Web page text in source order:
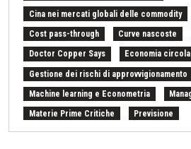
Cina nei mercati globali delle commodity
Cost pass-through Curve nascoste
Doctor Copper Says Economia
Gestione dei rischi di approvvigionamento
Machine learning e Econometria
Materie Prime Critiche Previsione
Procurement Intelligence Settimana